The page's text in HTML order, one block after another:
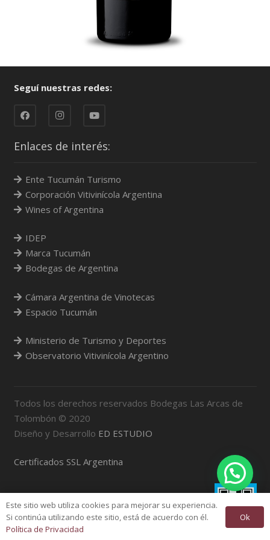
El Arbolar Reserva
El Arbolar Reserva
Seguí nuestras redes:
Enlaces de interés:
Ente Tucumán Turismo
Corporación Vitivinícola Argentina
Wines of Argentina
IDEP
Marca Tucumán
Bodegas de Argentina
Cámara Argentina de Vinotecas
Espacio Tucumán
Ministerio de Turismo y Deportes
Observatorio Vitivinícola Argentino
Todos los derechos reservados Bodegas Las Arcas de
Tolombón © 2020
Diseño y Desarrollo ED ESTUDIO
Certificados SSL Argentina
Este sitio web utiliza cookies para mejorar su experiencia.
Si continúa utilizando este sitio, está de acuerdo con él.
Política de Privacidad
Ok